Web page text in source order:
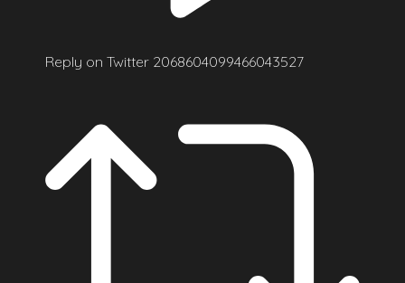
Reply on Twitter 2068604099466043527